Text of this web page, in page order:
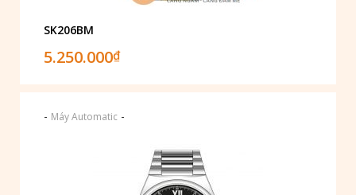
SK206BM
5.250.000₫
- Máy Automatic -